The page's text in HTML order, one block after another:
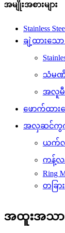
အမျိုးအစားများ
Stainless
ချဲ့ထားသ
သံမ
အလူမီ
ဖောက်ထာ
အလှဆင်ကွ
ယက်လု
ကန့်
Ring
တခြား
အထူးအသာ